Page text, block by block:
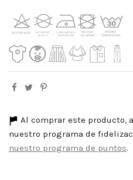
Al comprar este producto,
nuestro programa de
nuestro programa de puntos.